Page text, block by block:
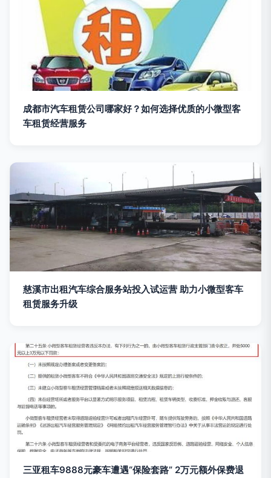
成都市汽车租赁公司哪家好？如何选择优质的小微型客
车租赁经营服务
慈溪市出租汽车综合服务站投入试运营 助力小微型客车
租赁服务升级
三亚租车9888元豪车遭遇“保险套路” 2万元额外保费退